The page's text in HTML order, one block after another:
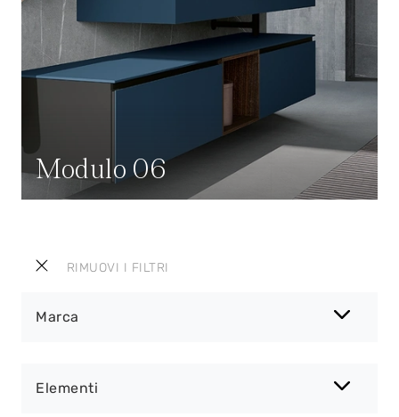
RIMUOVI I FILTRI
Marca
Elementi
Modulo 06